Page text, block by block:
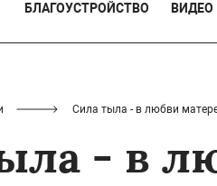
БЛАГОУСТРОЙСТВО ВИДЕО
Сила тыла - в любви
- в